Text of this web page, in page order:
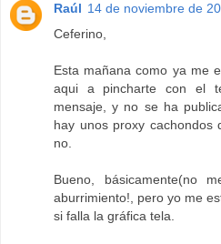
Raúl 14 de noviembre de
Ceferino,
Esta mañana como ya me
aqui a pincharte con el
mensaje, y no se ha
hay unos proxy
no.
Bueno, básicamente(no
aburrimiento!, pero yo me
si falla la gráfica tela.